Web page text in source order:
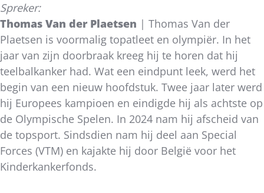
Spreker:
Thomas Van der Plaetsen | Thomas Van der
Plaetsen is voormalig topatleet en olympiër. In het
jaar van zijn doorbraak kreeg hij te horen dat hij
teelbalkanker had. Wat een eindpunt leek, werd het
begin van een nieuw hoofdstuk. Twee jaar later werd
hij Europees kampioen en eindigde hij als achtste op
de Olympische Spelen. In 2024 nam hij afscheid van
de topsport. Sindsdien nam hij deel aan Special
Forces (VTM) en kajakte hij door België voor het
Kinderkankerfonds.